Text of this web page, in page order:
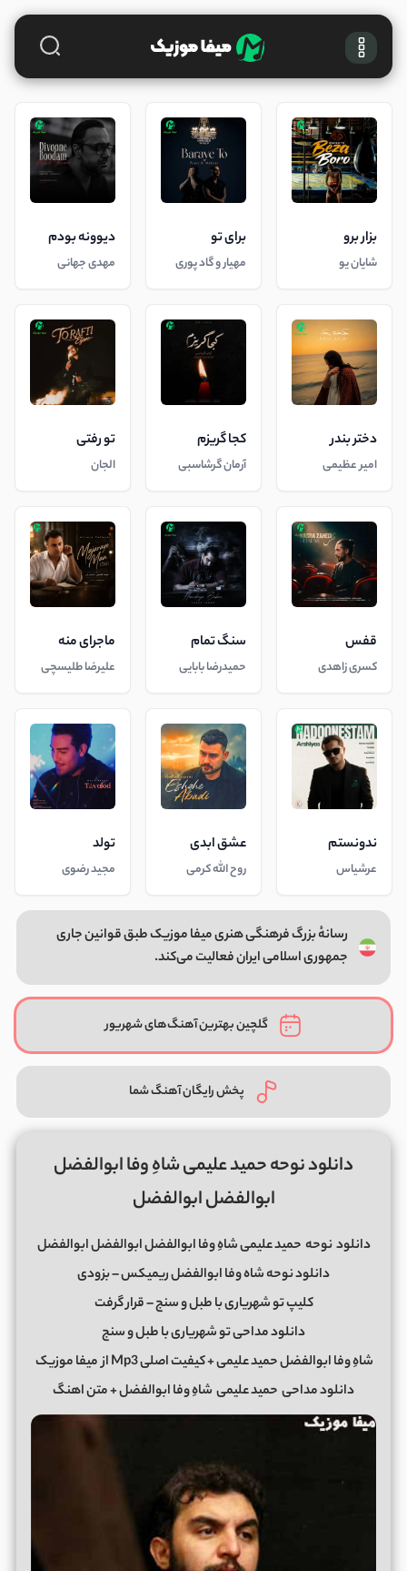
بزار برو
شایان یو
برای تو
مهیار و گاد پوری
دیوونه بودم
مهدی جهانی
دختر بندر
امیر عظیمی
کجا گریزم
آرمان گرشاسبی
تو رفتی
الجان
قفس
کسری زاهدی
سنگ تمام
حمیدرضا بابایی
ماجرای منه
علیرضا طلیسچی
ندونستم
عرشیاس
عشق ابدی
روح الله کرمی
تولد
مجید رضوی
رسانهٔ بزرگ فرهنگی هنری میفا موزیک طبق قوانین جاری
جمهوری اسلامی ایران فعالیت می‌کند.
گلچین بهترین آهنگ‌های شهریور
پخش رایگان آهنگ شما
دانلود نوحه حمید علیمی شاهِ وفا ابوالفضل
ابوالفضل ابوالفضل
دانلودنوحه حمید علیمی شاهِ وفا ابوالفضل ابوالفضل ابوالفضل
دانلود نوحه شاه وفا ابوالفضل ریمیکس – بزودی
کلیپ تو شهریاری با طبل و سنج – قرار گرفت
دانلود مداحی تو شهریاری با طبل و سنج
شاهِ وفا ابوالفضل حمید علیمی + کیفیت اصلی Mp3 از
میفا موزیک
دانلود مداحی حمید علیمی شاهِ وفا ابوالفضل + متن اهنگ